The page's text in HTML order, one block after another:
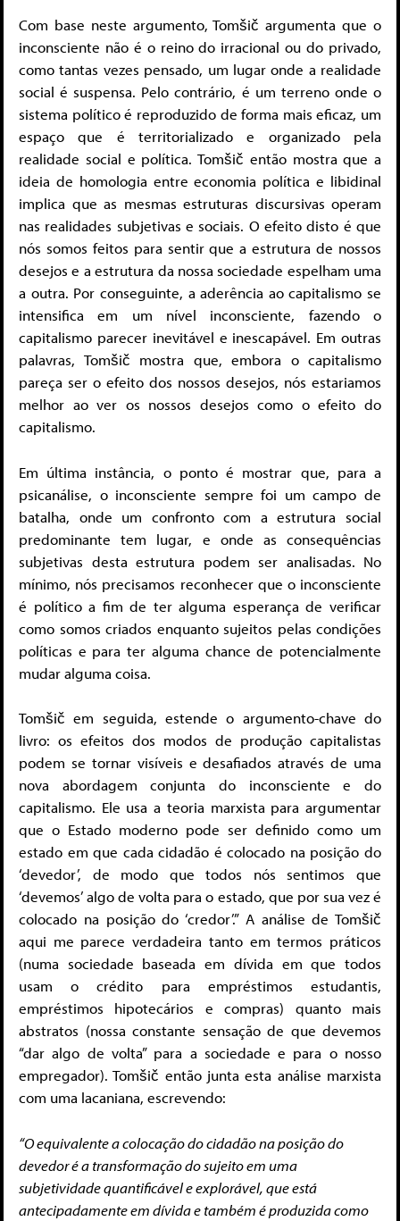
Com base neste argumento, Tomšič argumenta que o
inconsciente não é o reino do irracional ou do privado,
como tantas vezes pensado, um lugar onde a realidade
social é suspensa. Pelo contrário, é um terreno onde o
sistema político é reproduzido de forma mais eficaz, um
espaço que é territorializado e organizado pela
realidade social e política. Tomšič então mostra que a
ideia de homologia entre economia política e libidinal
implica que as mesmas estruturas discursivas operam
nas realidades subjetivas e sociais. O efeito disto é que
nós somos feitos para sentir que a estrutura de nossos
desejos e a estrutura da nossa sociedade espelham uma
a outra. Por conseguinte, a aderência ao capitalismo se
intensifica em um nível inconsciente, fazendo o
capitalismo parecer inevitável e inescapável. Em outras
palavras, Tomšič mostra que, embora o capitalismo
pareça ser o efeito dos nossos desejos, nós estariamos
melhor ao ver os nossos desejos como o efeito do
capitalismo.
Em última instância, o ponto é mostrar que, para a
psicanálise, o inconsciente sempre foi um campo de
batalha, onde um confronto com a estrutura social
predominante tem lugar, e onde as consequências
subjetivas desta estrutura podem ser analisadas. No
mínimo, nós precisamos reconhecer que o inconsciente
é político a fim de ter alguma esperança de verificar
como somos criados enquanto sujeitos pelas condições
políticas e para ter alguma chance de potencialmente
mudar alguma coisa.
Tomšič em seguida, estende o argumento-chave do
livro: os efeitos dos modos de produção capitalistas
podem se tornar visíveis e desafiados através de uma
nova abordagem conjunta do inconsciente e do
capitalismo. Ele usa a teoria marxista para argumentar
que o Estado moderno pode ser definido como um
estado em que cada cidadão é colocado na posição do
‘devedor’, de modo que todos nós sentimos que
‘devemos’ algo de volta para o estado, que por sua vez é
colocado na posição do ‘credor’.” A análise de Tomšič
aqui me parece verdadeira tanto em termos práticos
(numa sociedade baseada em dívida em que todos
usam o crédito para empréstimos estudantis,
empréstimos hipotecários e compras) quanto mais
abstratos (nossa constante sensação de que devemos
“dar algo de volta” para a sociedade e para o nosso
empregador). Tomšič então junta esta análise marxista
com uma lacaniana, escrevendo:
“O equivalente a colocação do cidadão na posição do
devedor é a transformação do sujeito em uma
subjetividade quantificável e explorável, que está
antecipadamente em dívida e também é produzida como